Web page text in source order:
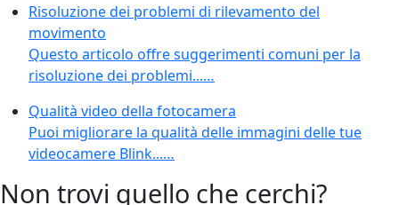
Risoluzione dei problemi di rilevamento del
movimento
Questo articolo offre suggerimenti comuni per la
risoluzione dei problemi...…
Qualità video della fotocamera
Puoi migliorare la qualità delle immagini delle tue
videocamere Blink...…
Non trovi quello che cerchi?